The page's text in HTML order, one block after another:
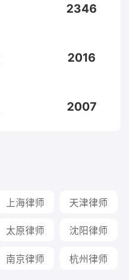
2346
2016
2007
上海律师 天津律师
太原律师 沈阳律师
南京律师 杭州律师